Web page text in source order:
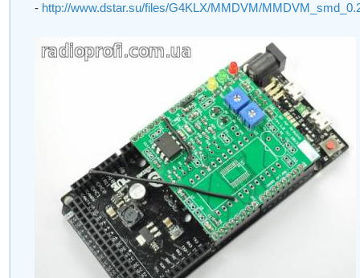
- http://www.dstar.su/files/G4KLX/MMDVM/